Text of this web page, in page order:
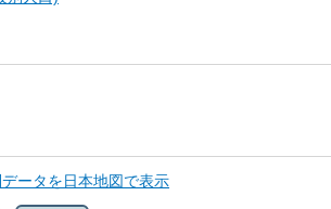
ータを日本地図で表示